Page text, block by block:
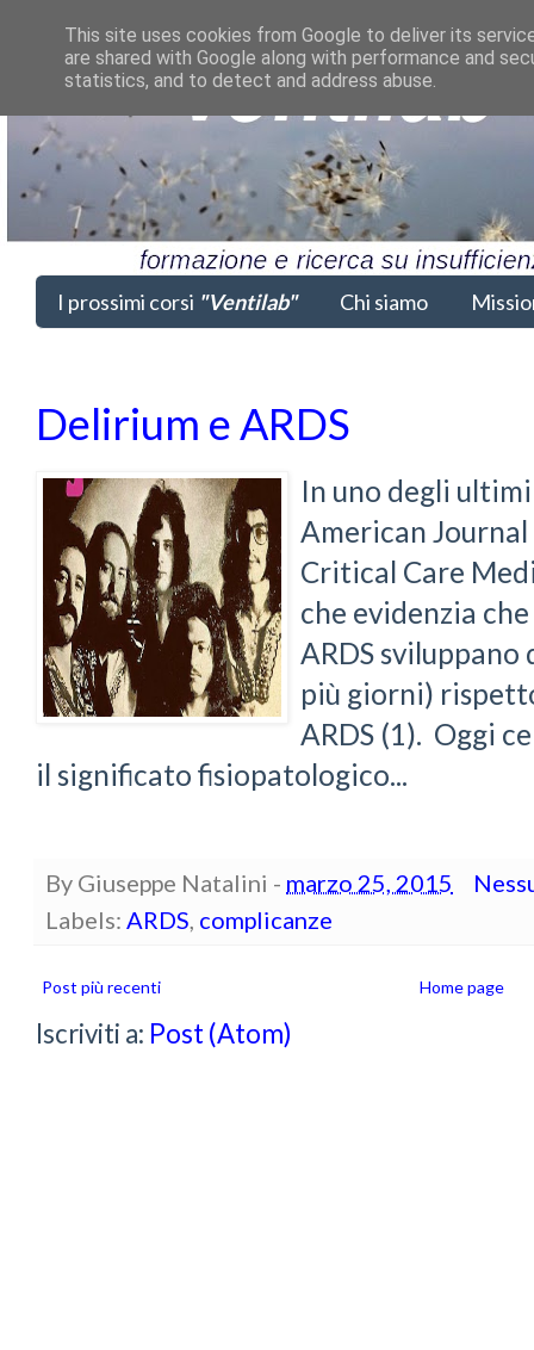
I prossimi corsi "Ventilab" Chi siamo
Delirium e ARDS
In uno degli
American
Critical Care
che evidenzia
ARDS sviluppano
più giorni)
ARDS (1). Oggi
il significato fisiopatologico...
By Giuseppe Natalini - marzo 25, 2015
Labels: ARDS, complicanze
Post più recenti Home page
Iscriviti a: Post (Atom)
This site uses cookies from Google to deliver its
are shared with Google along with performance and
statistics, and to detect and address abuse.